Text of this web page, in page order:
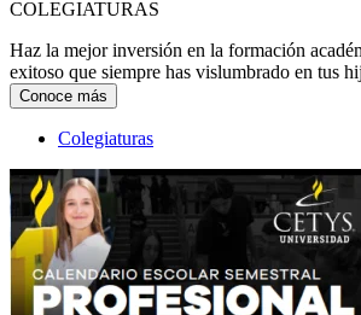
COLEGIATURAS
Haz la mejor inversión en la formación
exitoso que siempre has vislumbrado en tus
Conoce más
Colegiaturas